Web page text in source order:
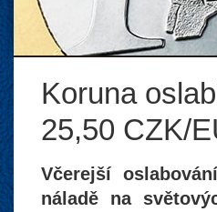
Koruna
25,50 CZK/
Včerejší
náladě na